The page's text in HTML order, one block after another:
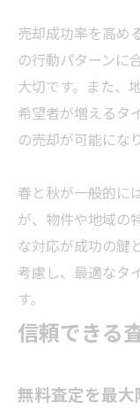
売却成功率を高め
の行動パターンに
大切です。また、
希望者が増えるタ
の売却が可能にな
春と秋が一般的に
が、物件や地域の
な対応が成功の鍵
考慮し、最適なタ
す。
信頼できる
無料査定を最